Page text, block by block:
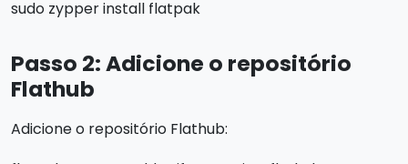
sudo zypper install flatpak
Passo 2: Adicione o repositório
Flathub
Adicione o repositório Flathub: